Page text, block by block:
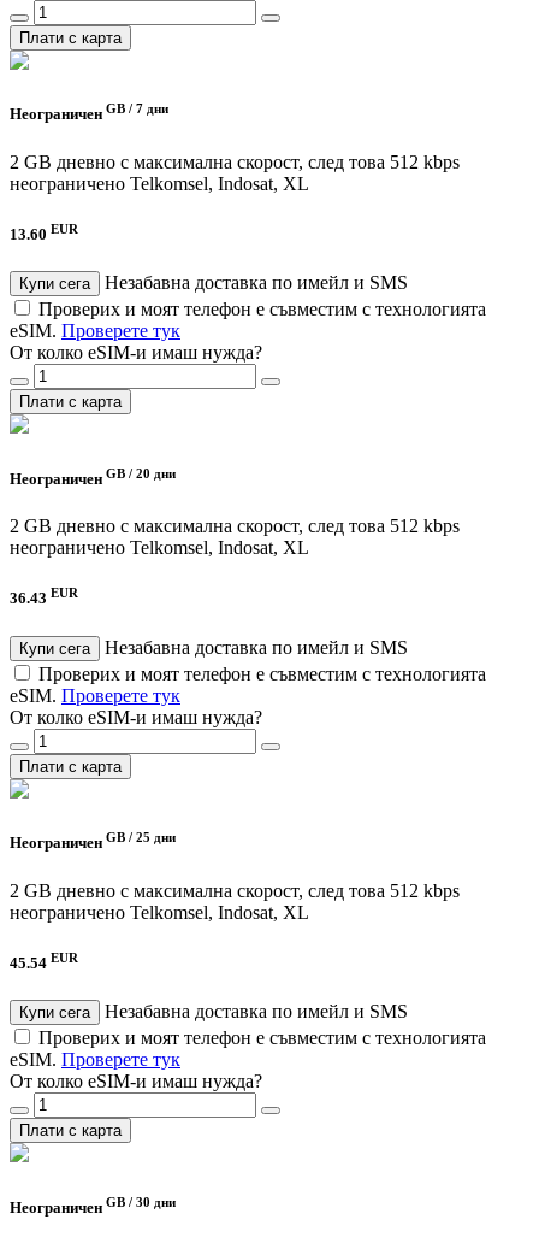
Плати с карта
Неограничен GB / 7 дни
2 GB дневно с максимална скорост, след това 512 kbps
неограничено Telkomsel, Indosat, XL
13.60 EUR
Купи сега
Незабавна доставка по имейл и SMS
Проверих и моят телефон е съвместим с технологията
eSIM. Проверете тук
От колко eSIM-и имаш нужда?
Плати с карта
Неограничен GB / 20 дни
2 GB дневно с максимална скорост, след това 512 kbps
неограничено Telkomsel, Indosat, XL
36.43 EUR
Купи сега
Незабавна доставка по имейл и SMS
Проверих и моят телефон е съвместим с технологията
eSIM. Проверете тук
От колко eSIM-и имаш нужда?
Плати с карта
Неограничен GB / 25 дни
2 GB дневно с максимална скорост, след това 512 kbps
неограничено Telkomsel, Indosat, XL
45.54 EUR
Купи сега
Незабавна доставка по имейл и SMS
Проверих и моят телефон е съвместим с технологията
eSIM. Проверете тук
От колко eSIM-и имаш нужда?
Плати с карта
Неограничен GB / 30 дни